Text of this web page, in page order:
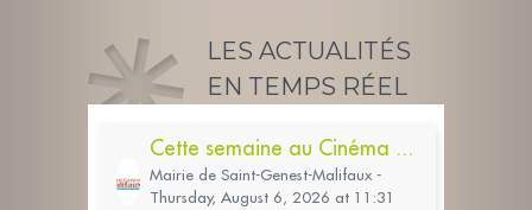
LES ACTUALITÉS
EN TEMPS RÉEL